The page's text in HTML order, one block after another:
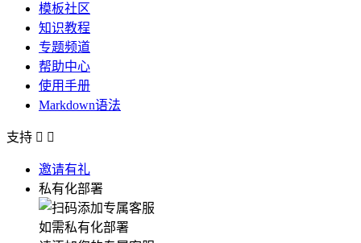
模板社区
知识教程
专题频道
帮助中心
使用手册
Markdown语法
支持  
邀请有礼
私有化部署
如需私有化部署